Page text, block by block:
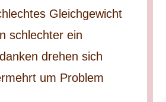
Gleichgewicht
schlechter ein
drehen sich
um Problem